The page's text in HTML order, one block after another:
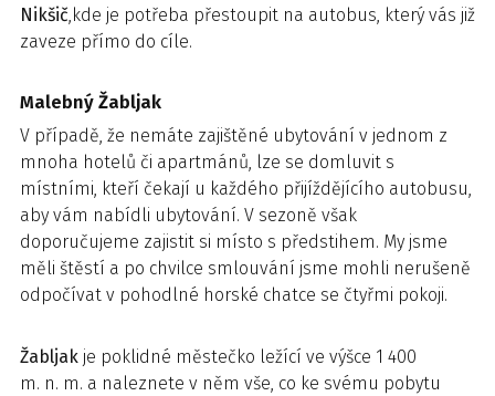
Nikšič,kde je potřeba přestoupit na autobus, který vás již
zaveze přímo do cíle.
Malebný Žabljak
V případě, že nemáte zajištěné ubytování v jednom z
mnoha hotelů či apartmánů, lze se domluvit s
místními, kteří čekají u každého přijíždějícího autobusu,
aby vám nabídli ubytování. V sezoně však
doporučujeme zajistit si místo s předstihem. My jsme
měli štěstí a po chvilce smlouvání jsme mohli nerušeně
odpočívat v pohodlné horské chatce se čtyřmi pokoji.
Žabljak je poklidné městečko ležící ve výšce 1 400
m. n. m. a naleznete v něm vše, co ke svému pobytu